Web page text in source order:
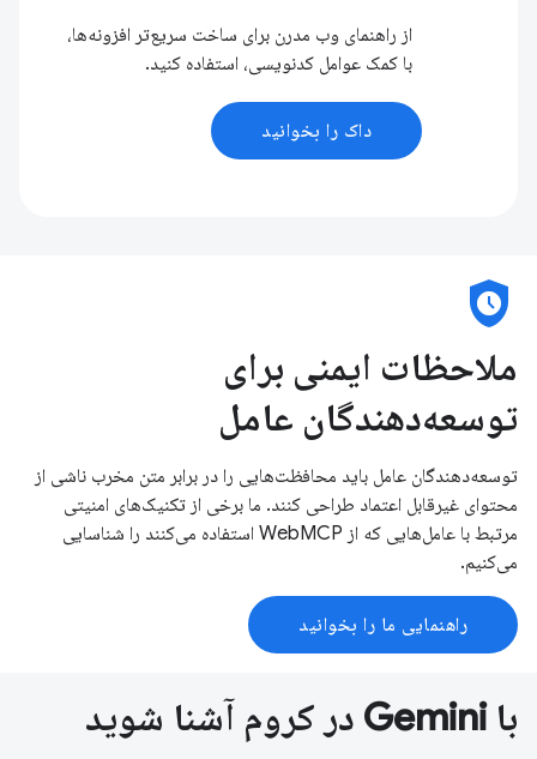
از راهنمای وب مدرن برای ساخت سریع‌تر افزونه‌ها،
با کمک عوامل کدنویسی، استفاده کنید.
داک را بخوانید
safety_check
ملاحظات ایمنی برای
توسعه‌دهندگان عامل
توسعه‌دهندگان عامل باید محافظت‌هایی را در برابر متن مخرب ناشی از
محتوای غیرقابل اعتماد طراحی کنند. ما برخی از تکنیک‌های امنیتی
مرتبط با عامل‌هایی که از WebMCP استفاده می‌کنند را شناسایی
می‌کنیم.
راهنمایی ما را بخوانید
با Gemini در کروم آشنا شوید